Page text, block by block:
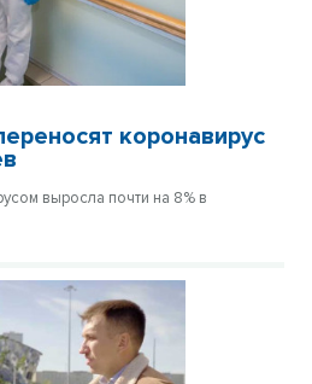
коронавирус
выросла почти на 8% в